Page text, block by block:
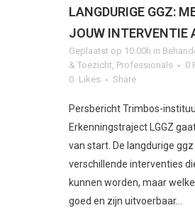
LANGDURIGE GGZ:
JOUW INTERVENTIE
Geplaatst op 10:00h in
& Toezicht, Professionals
0
0 Likes Share
Persbericht Trimbos-
Erkenningstraject LGGZ
van start. De langdurige ggz
verschillende interventies
kunnen worden, maar
goed en zijn uitvoerbaar...